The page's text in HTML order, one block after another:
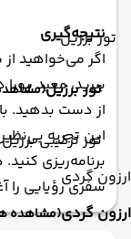
تور برزیل
تور برزیل
تور ترکیبی برزیل
ارزون گردی
ارزون گردی(مشاهده
نتیجه‌گیری
اگر می‌خواهید
ببرید، معبد
از دست بدهید.
این تجربه
برنامه‌ریزی
سفری رؤیایی را